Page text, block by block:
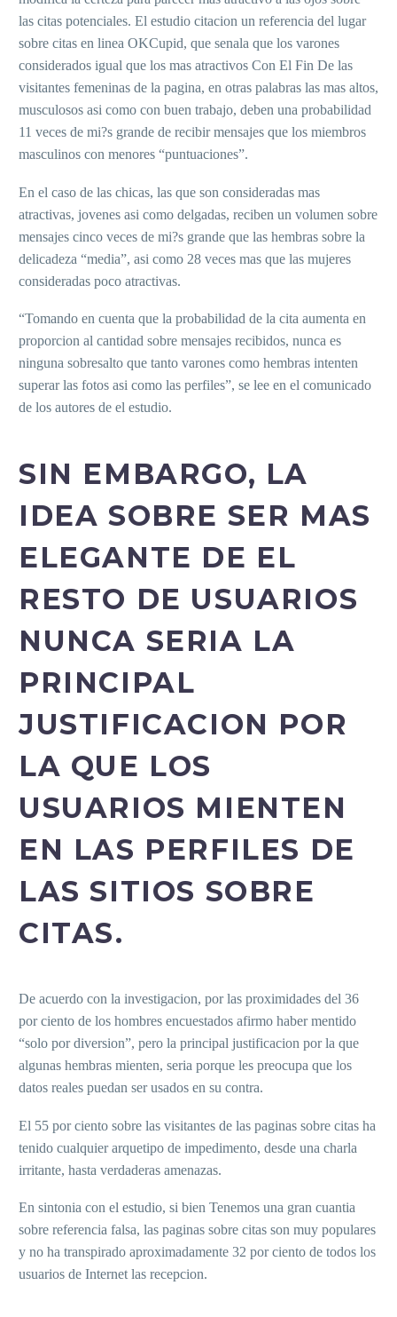
las citas potenciales. El estudio citacion un referencia del lugar
sobre citas en linea OKCupid, que senala que los varones
considerados igual que los mas atractivos Con El Fin De las
visitantes femeninas de la pagina, en otras palabras las mas altos,
musculosos asi­ como con buen trabajo, deben una probabilidad
11 veces de mi?s grande de recibir mensajes que los miembros
masculinos con menores “puntuaciones”.
En el caso de las chicas, las que son consideradas mas
atractivas, jovenes asi­ como delgadas, reciben un volumen sobre
mensajes cinco veces de mi?s grande que las hembras sobre la
delicadeza “media”, asi­ como 28 veces mas que las mujeres
consideradas poco atractivas.
“Tomando en cuenta que la probabilidad de la cita aumenta en
proporcion al cantidad sobre mensajes recibidos, nunca es
ninguna sobresalto que tanto varones como hembras intenten
superar las fotos asi­ como las perfiles”, se lee en el comunicado
de los autores de el estudio.
SIN EMBARGO, LA
IDEA SOBRE SER MAS
ELEGANTE DE EL
RESTO DE USUARIOS
NUNCA SERI­A LA
PRINCIPAL
JUSTIFICACION POR
LA QUE LOS
USUARIOS MIENTEN
EN LAS PERFILES DE
LAS SITIOS SOBRE
CITAS.
De acuerdo con la investigacion, por las proximidades del 36
por ciento de los hombres encuestados afirmo haber mentido
“solo por diversion”, pero la principal justificacion por la que
algunas hembras mienten, seri­a porque les preocupa que los
datos reales puedan ser usados en su contra.
El 55 por ciento sobre las visitantes de las paginas sobre citas ha
tenido cualquier arquetipo de impedimento, desde una charla
irritante, hasta verdaderas amenazas.
En sintonia con el estudio, si bien Tenemos una gran cuanti­a
sobre referencia falsa, las paginas sobre citas son muy populares
y no ha transpirado aproximadamente 32 por ciento de todos los
usuarios de Internet las recepcion.